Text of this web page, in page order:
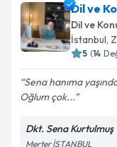
Ergoterapist
talebi
için bir takvim
E-posta
Dil ve
Dil ve
İstanbul,
5 (14
Sena hanıma
Oğlum çok...
Dkt. Sena Kurtulmuş
Merter İSTANBUL